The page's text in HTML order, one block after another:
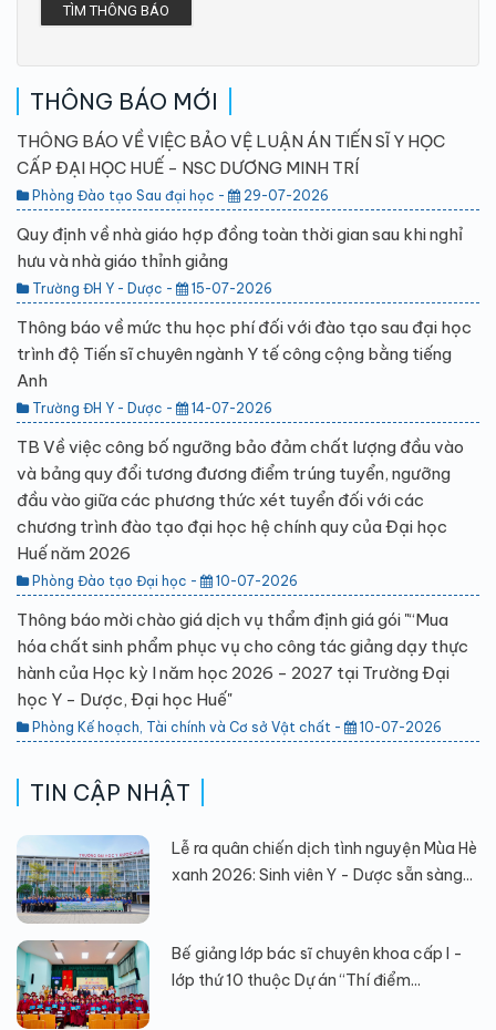
TÌM THÔNG BÁO
THÔNG BÁO MỚI
THÔNG BÁO VỀ VIỆC BẢO VỆ LUẬN ÁN TIẾN SĨ Y HỌC
CẤP ĐẠI HỌC HUẾ - NSC DƯƠNG MINH TRÍ
Phòng Đào tạo Sau đại học - 29-07-2026
Quy định về nhà giáo hợp đồng toàn thời gian sau khi nghỉ
hưu và nhà giáo thỉnh giảng
Trường ĐH Y - Dược - 15-07-2026
Thông báo về mức thu học phí đối với đào tạo sau đại học
trình độ Tiến sĩ chuyên ngành Y tế công cộng bằng tiếng
Anh
Trường ĐH Y - Dược - 14-07-2026
TB Về việc công bố ngưỡng bảo đảm chất lượng đầu vào
và bảng quy đổi tương đương điểm trúng tuyển, ngưỡng
đầu vào giữa các phương thức xét tuyển đối với các
chương trình đào tạo đại học hệ chính quy của Đại học
Huế năm 2026
Phòng Đào tạo Đại học - 10-07-2026
Thông báo mời chào giá dịch vụ thẩm định giá gói "“Mua
hóa chất sinh phẩm phục vụ cho công tác giảng dạy thực
hành của Học kỳ I năm học 2026 - 2027 tại Trường Đại
học Y - Dược, Đại học Huế"
Phòng Kế hoạch, Tài chính và Cơ sở Vật chất - 10-07-2026
TIN CẬP NHẬT
Lễ ra quân chiến dịch tình nguyện Mùa Hè
xanh 2026: Sinh viên Y - Dược sẵn sàng...
Bế giảng lớp bác sĩ chuyên khoa cấp I -
lớp thứ 10 thuộc Dự án “Thí điểm...